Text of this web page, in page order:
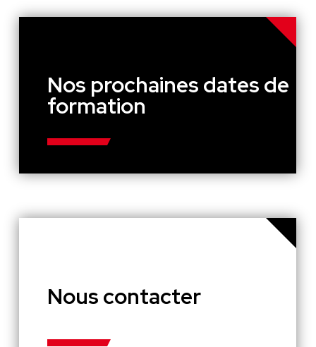
Nos prochaines dates de
formation
Nous contacter